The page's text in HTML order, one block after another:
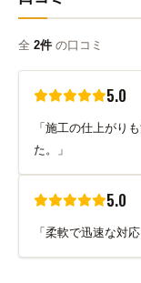
全 2件 の口コミ
5.0
「施工の仕上がり
た。」
5.0
「柔軟で迅速な対